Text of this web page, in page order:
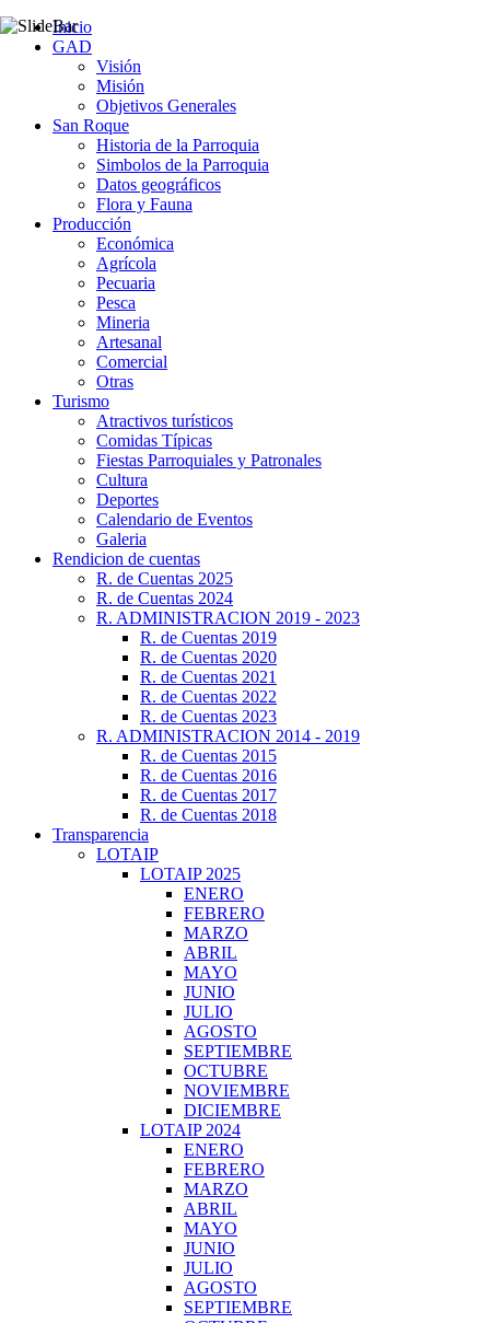
Inicio
GAD
Visión
Misión
Objetivos Generales
San Roque
Historia de la Parroquia
Simbolos de la Parroquia
Datos geográficos
Flora y Fauna
Producción
Económica
Agrícola
Pecuaria
Pesca
Mineria
Artesanal
Comercial
Otras
Turismo
Atractivos turísticos
Comidas Típicas
Fiestas Parroquiales y Patronales
Cultura
Deportes
Calendario de Eventos
Galeria
Rendicion de cuentas
R. de Cuentas 2025
R. de Cuentas 2024
R. ADMINISTRACION 2019 - 2023
R. de Cuentas 2019
R. de Cuentas 2020
R. de Cuentas 2021
R. de Cuentas 2022
R. de Cuentas 2023
R. ADMINISTRACION 2014 - 2019
R. de Cuentas 2015
R. de Cuentas 2016
R. de Cuentas 2017
R. de Cuentas 2018
Transparencia
LOTAIP
LOTAIP 2025
ENERO
FEBRERO
MARZO
ABRIL
MAYO
JUNIO
JULIO
AGOSTO
SEPTIEMBRE
OCTUBRE
NOVIEMBRE
DICIEMBRE
LOTAIP 2024
ENERO
FEBRERO
MARZO
ABRIL
MAYO
JUNIO
JULIO
AGOSTO
SEPTIEMBRE